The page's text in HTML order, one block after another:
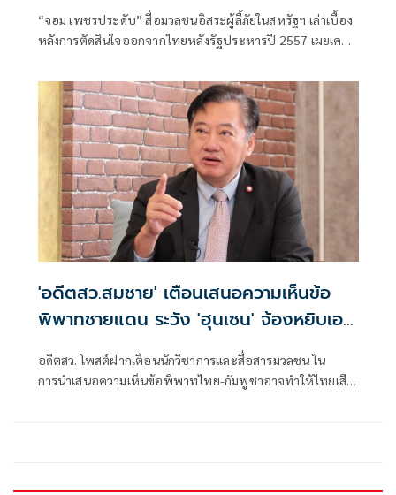
“จอม เพชรประดับ” สื่อมวลชนอิสระผู้ลี้ภัยในสหรัฐฯ เล่าเบื้อง
หลังการตัดสินใจออกจากไทยหลังรัฐประหารปี 2557 เผยเคย
'อดีตสว.สมชาย' เตือนเสนอความเห็นข้อ
พิพาทชายแดน ระวัง 'ฮุนเซน' จ้องหยิบเอา
อดีตสว. โพสต์ฝากเตือนนักวิชาการและสื่อสารมวลชน ใน
การนำเสนอความเห็นข้อพิพาทไทย-กัมพูชาอาจทำให้ไทยเสีย